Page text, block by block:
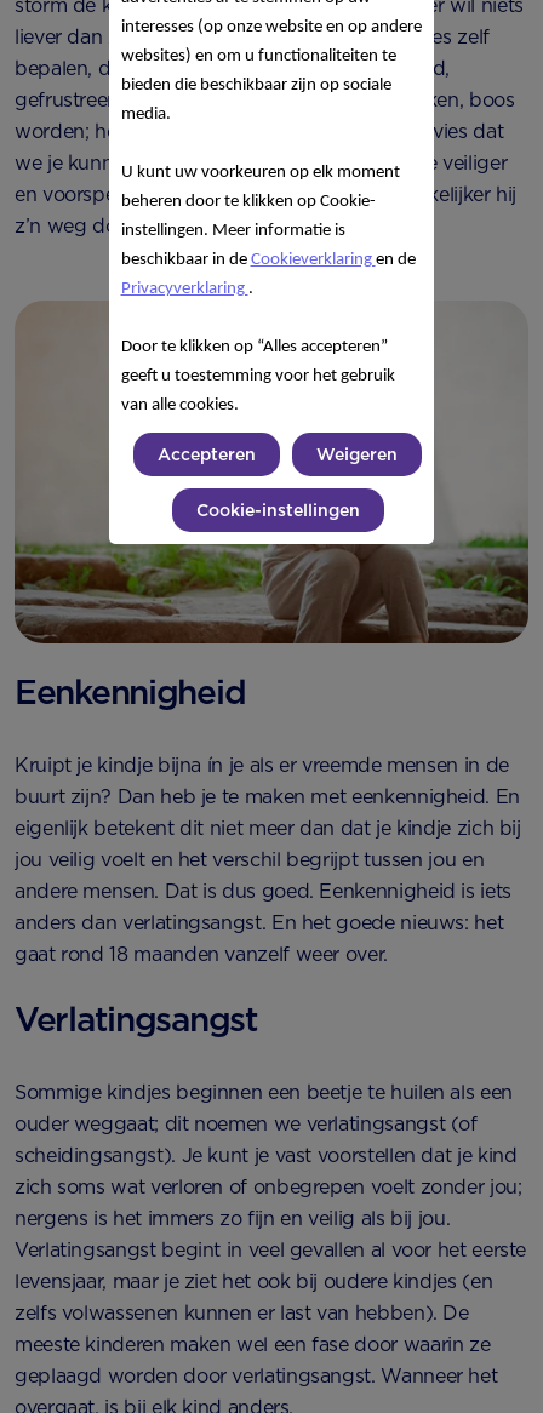
storm de kop op: de peuterpuberteit. Je peuter wil niets
liever dan zelfstandig en onafhankelijk zijn. Alles zelf
bepalen, dingen op zijn manier doen, in zijn tijd,
gefrustreerd raken als dingen niet meteen lukken, boos
worden; het hoort er allemaal bij. Het beste advies dat
we je kunnen geven is rustig blijven. Want hoe veiliger
en voorspelbaarder zijn wereld blijft, hoe makkelijker hij
z’n weg door deze fase kan vinden.
Eenkennigheid
Kruipt je kindje bijna ín je als er vreemde mensen in de
buurt zijn? Dan heb je te maken met eenkennigheid. En
eigenlijk betekent dit niet meer dan dat je kindje zich bij
jou veilig voelt en het verschil begrijpt tussen jou en
andere mensen. Dat is dus goed. Eenkennigheid is iets
anders dan verlatingsangst. En het goede nieuws: het
gaat rond 18 maanden vanzelf weer over.
Verlatingsangst
Sommige kindjes beginnen een beetje te huilen als een
ouder weggaat; dit noemen we verlatingsangst (of
scheidingsangst). Je kunt je vast voorstellen dat je kind
zich soms wat verloren of onbegrepen voelt zonder jou;
nergens is het immers zo fijn en veilig als bij jou.
Verlatingsangst begint in veel gevallen al voor het eerste
levensjaar, maar je ziet het ook bij oudere kindjes (en
zelfs volwassenen kunnen er last van hebben). De
meeste kinderen maken wel een fase door waarin ze
geplaagd worden door verlatingsangst. Wanneer het
overgaat, is bij elk kind anders.
interesses (op onze website en op andere
websites) en om u functionaliteiten te
bieden die beschikbaar zijn op sociale
media.
U kunt uw voorkeuren op elk moment
beheren door te klikken op Cookie-
instellingen. Meer informatie is
beschikbaar in de Cookieverklaring en de
Privacyverklaring .
Door te klikken op “Alles accepteren”
geeft u toestemming voor het gebruik
van alle cookies.
Accepteren Weigeren
Cookie-instellingen